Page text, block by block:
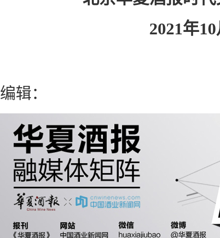
2021年10月
编辑：